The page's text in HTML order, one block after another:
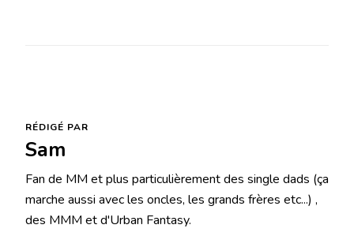
RÉDIGÉ PAR
Sam
Fan de MM et plus particulièrement des single dads (ça
marche aussi avec les oncles, les grands frères etc...) ,
des MMM et d'Urban Fantasy.